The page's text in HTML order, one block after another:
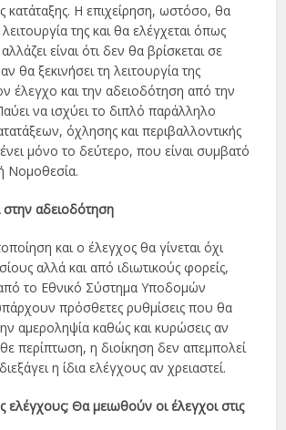
κατάταξης. Η επιχείρηση, ωστόσο, θα
της και θα ελέγχεται όπως
είναι ότι δεν θα βρίσκεται σε
θα ξεκινήσει τη λειτουργία της
έλεγχο και την αδειοδότηση από την
να ισχύει το διπλό παράλληλο
όχλησης και περιβαλλοντικής
μόνο το δεύτερο, που είναι συμβατό
Νομοθεσία.
στην αδειοδότηση
και ο έλεγχος θα γίνεται όχι
αλλά και από ιδιωτικούς φορείς,
το Εθνικό Σύστημα Υποδομών
πρόσθετες ρυθμίσεις που θα
αμεροληψία καθώς και κυρώσεις αν
περίπτωση, η διοίκηση δεν απεμπολεί
η ίδια ελέγχους αν χρειαστεί.
ελέγχους; Θα μειωθούν οι έλεγχοι στις